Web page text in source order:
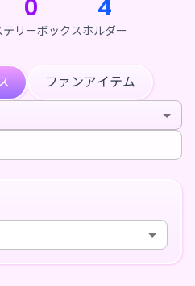
0
テリーボックス
4
ホルダー
ファンアイテム